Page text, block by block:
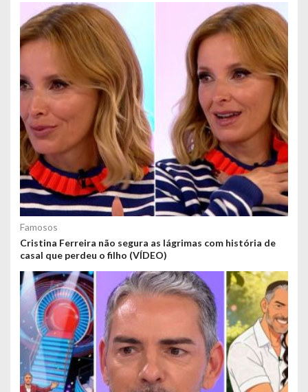
Famosos
Cristina Ferreira não segura as lágrimas com história de
casal que perdeu o filho (VÍDEO)